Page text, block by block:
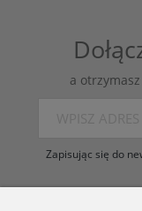
a
Zapisując się do